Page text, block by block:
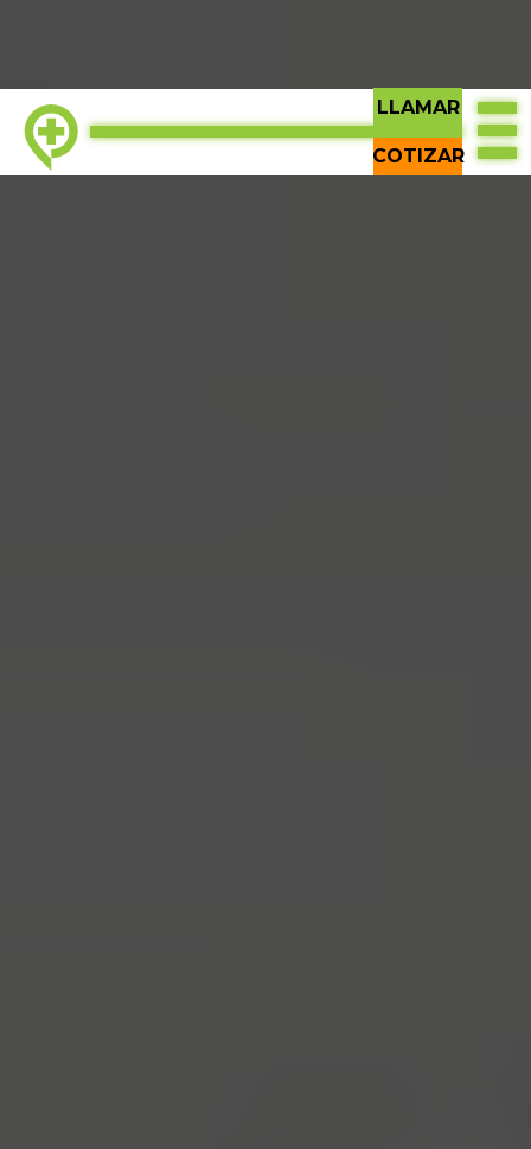
LLAMAR
COTIZAR
TOP